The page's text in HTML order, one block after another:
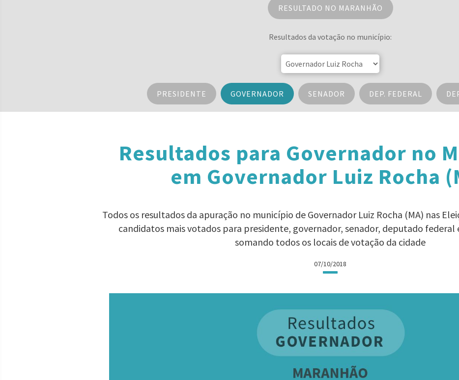
RESULTADO NO MARANHÃO
Resultados da votação no município:
PRESIDENTE GOVERNADOR SENADOR DEP. FEDERAL
Resultados para Governador no
em Governador Luiz Rocha
Todos os resultados da apuração no município de Governador Luiz Rocha (MA) nas
candidatos mais votados para presidente, governador, senador, deputado
somando todos os locais de votação da cidade
07/10/2018